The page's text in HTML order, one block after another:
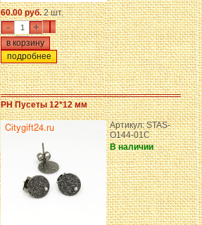
60.00 руб.2 шт.
- +
подробнее
PH Пусеты 12*12 мм
Артикул: STAS-
O144-01C
В наличии